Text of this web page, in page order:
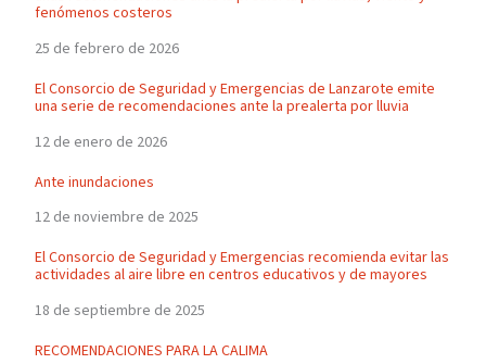
fenómenos costeros
25 de febrero de 2026
El Consorcio de Seguridad y Emergencias de Lanzarote emite
una serie de recomendaciones ante la prealerta por lluvia
12 de enero de 2026
Ante inundaciones
12 de noviembre de 2025
El Consorcio de Seguridad y Emergencias recomienda evitar las
actividades al aire libre en centros educativos y de mayores
18 de septiembre de 2025
RECOMENDACIONES PARA LA CALIMA